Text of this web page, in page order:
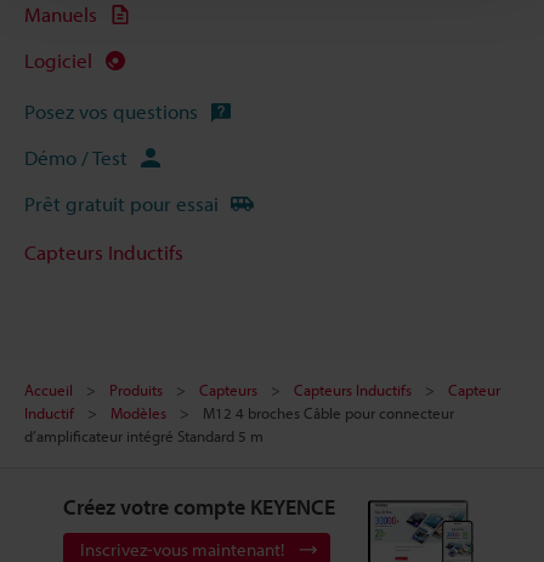
Manuels
Logiciel
Posez vos questions
Démo / Test
Prêt gratuit pour essai
Capteurs Inductifs
Accueil Produits Capteurs Capteurs Inductifs
Capteur
Inductif
Modèles
M12 4 broches Câble pour connecteur
d’amplificateur intégré Standard 5 m
Créez votre compte KEYENCE
Inscrivez-vous maintenant!